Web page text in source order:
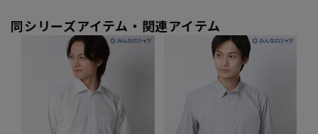
同シリーズアイテム・関連アイテム